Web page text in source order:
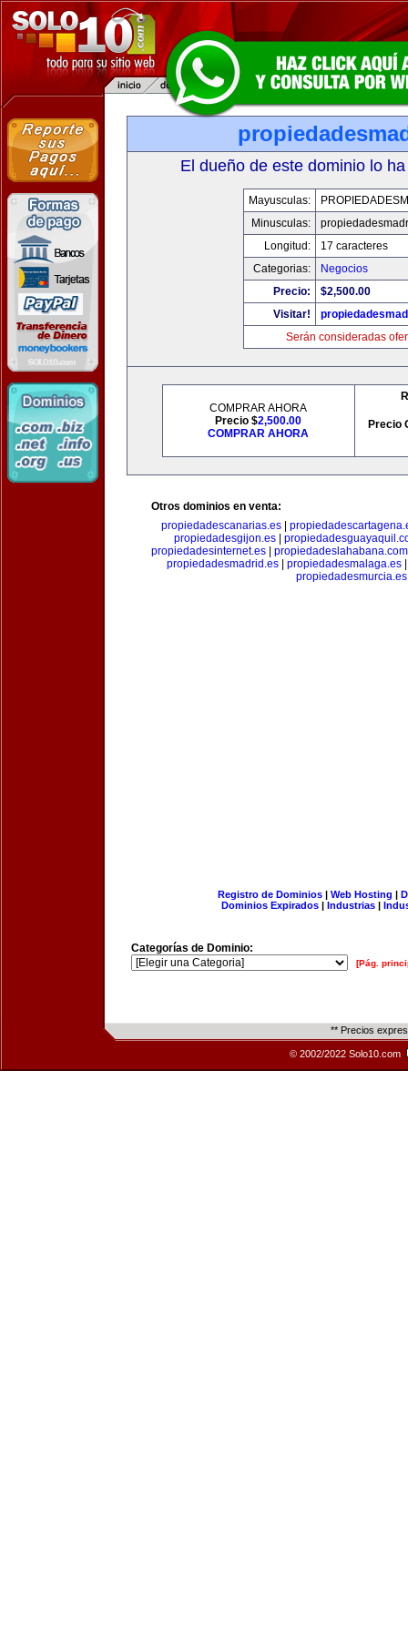
El dueño de este dominio lo
Mayusculas:
Minusculas:
Longitud:
17 caracteres
Categorias:
Negocios
Precio:
$2,500.00
Visitar!
Serán consideradas
COMPRAR AHORA
Precio $2,500.00
COMPRAR AHORA
Precio
Otros dominios en venta:
propiedadescanarias.es|
propiedadesgijon.es
propiedadesinternet.es
propiedadeslahabana.com
propiedadesmadrid.es
propiedadesmalaga.es
propiedadesmurcia.es
Registro de Dominios| Web Hosting |
Dominios Expirados | Industrias |
Categorías de Dominio:
[Pág.
** Precios
© 2002/2022 Solo10.com